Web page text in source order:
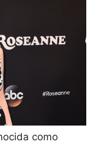
como